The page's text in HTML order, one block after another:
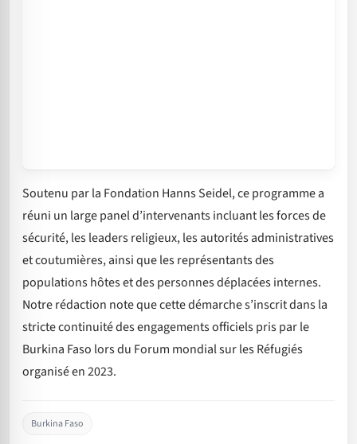
Soutenu par la Fondation Hanns Seidel, ce programme a
réuni un large panel d’intervenants incluant les forces de
sécurité, les leaders religieux, les autorités administratives
et coutumières, ainsi que les représentants des
populations hôtes et des personnes déplacées internes.
Notre rédaction note que cette démarche s’inscrit dans la
stricte continuité des engagements officiels pris par le
Burkina Faso lors du Forum mondial sur les Réfugiés
organisé en 2023.
Burkina Faso